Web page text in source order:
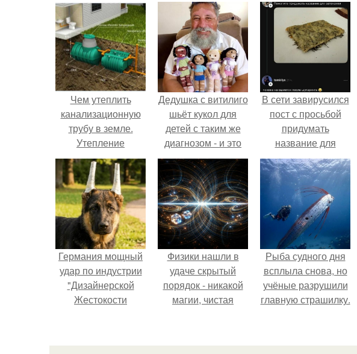
Чем утеплить
канализационную
трубу в земле.
Утепление
канализационных
труб наружной
канализации
своими руками:
методы и
материалы
Дедушка с витилиго
шьёт кукол для
детей с таким же
диагнозом - и это
трогает до слёз.
В сети завирусился
пост с просьбой
придумать
название для
домашней
запеканки.
Германия мощный
удар по индустрии
"Дизайнерской
Жестокости
Физики нашли в
удаче скрытый
порядок - никакой
магии, чистая
Рыба судного дня
всплыла снова, но
учёные разрушили
главную страшилку.